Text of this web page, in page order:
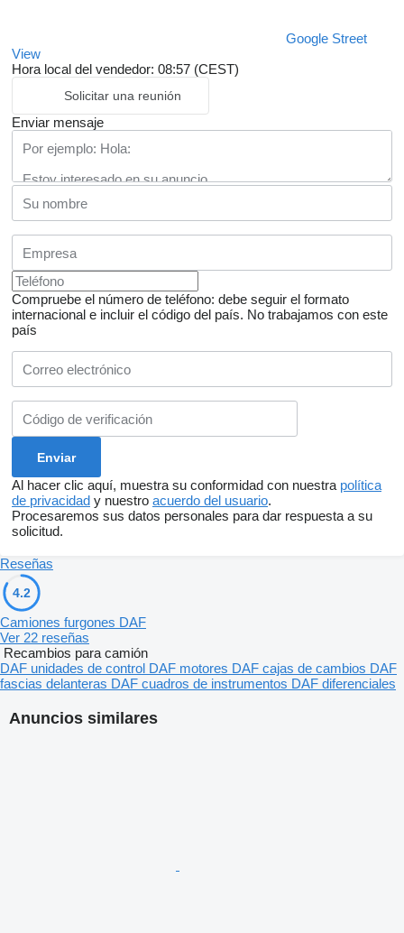
Google Street
View
Hora local del vendedor: 08:57 (CEST)
Solicitar una reunión
Enviar mensaje
Compruebe el número de teléfono: debe seguir el formato
internacional e incluir el código del país. No trabajamos con este
país
Al hacer clic aquí, muestra su conformidad con nuestra política
de privacidad y nuestro acuerdo del usuario.
Procesaremos sus datos personales para dar respuesta a su
solicitud.
Anuncios similares
Reseñas
4.2
Camiones furgones DAF
Ver 22 reseñas
Recambios para camión
DAF unidades de control DAF motores DAF cajas de cambios DAF
fascias delanteras DAF cuadros de instrumentos DAF diferenciales